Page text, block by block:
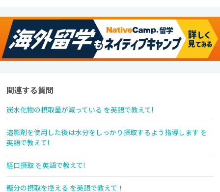
関連する質問
炭水化物の摂取量が減っている を英語で教えて!
造影剤を使用した後は水分をしっかり摂取するよう指導します を
英語で教えて!
経口摂取 を英語で教えて!
糖分の摂取を控える を英語で教えて！